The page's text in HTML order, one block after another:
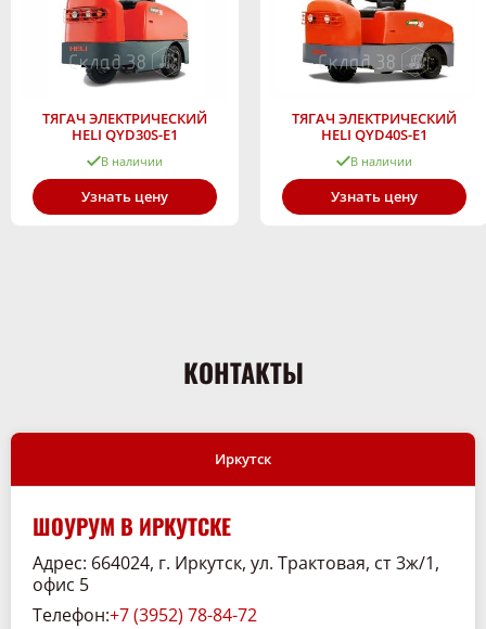
ТЯГАЧ ЭЛЕКТРИЧЕСКИЙ
HELI QYD30S-E1
В наличии
Узнать цену
ТЯГАЧ ЭЛЕКТРИЧЕСКИЙ
HELI QYD40S-E1
В наличии
Узнать цену
КОНТАКТЫ
Иркутск
ШОУРУМ В ИРКУТСКЕ
Адрес: 664024, г. Иркутск, ул. Трактовая, ст 3ж/1,
офис 5
Телефон:+7 (3952) 78-84-72